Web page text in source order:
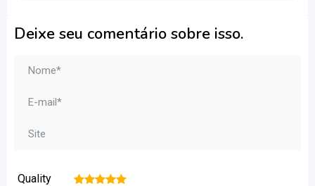
Deixe seu comentário sobre isso.
Quality 5
4
3
2